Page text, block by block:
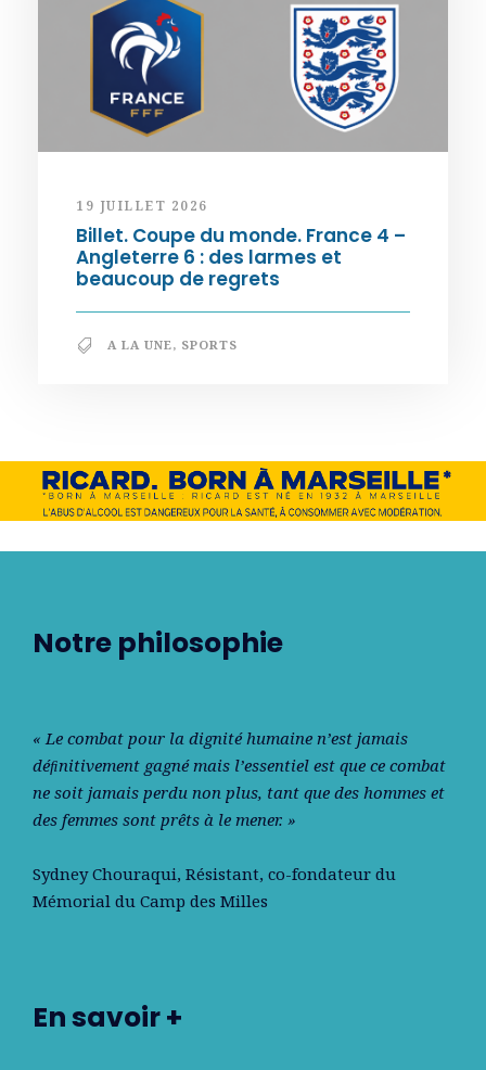
19 JUILLET 2026
Billet. Coupe du monde. France 4 –
Angleterre 6 : des larmes et
beaucoup de regrets
A LA UNE, SPORTS
Notre philosophie
« Le combat pour la dignité humaine n’est jamais
déﬁnitivement gagné mais l’essentiel est que ce combat
ne soit jamais perdu non plus, tant que des hommes et
des femmes sont prêts à le mener. »
Sydney Chouraqui, Résistant, co-fondateur du
Mémorial du Camp des Milles
En savoir +